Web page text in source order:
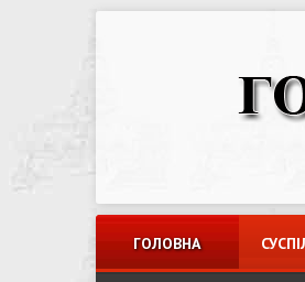
ГОЛОВНА